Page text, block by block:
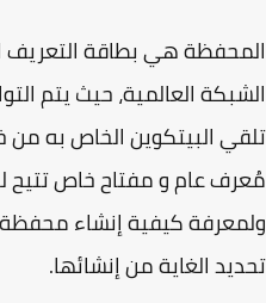
هي بطاقة التعريف
العالمية، حيث يتم
البيتكوين الخاص به من
عام و مفتاح خاص تتيح
كيفية إنشاء محفظة
الغاية من إنشائها.